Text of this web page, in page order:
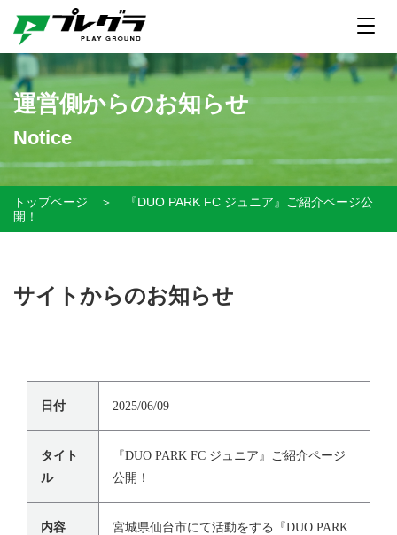
運営側からのお知らせ
Notice
トップページ ＞
『DUO PARK FC ジュニア』ご紹介ページ公
開！
サイトからのお知らせ
日付 2025/06/09
タイト
ル
『DUO PARK FC ジュニア』ご紹介ページ
公開！
内容
宮城県仙台市にて活動をする『DUO PARK